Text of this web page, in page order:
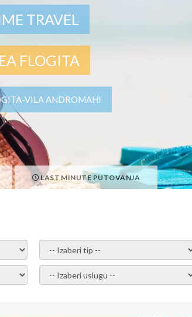
TRAVEL
FLOGITA
VILA ANDROMAHI
LAST MINUTE PUTOVANJA
- izaberi tip -
- Izaberite uslugu -